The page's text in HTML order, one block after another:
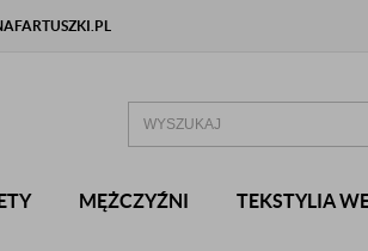
MĘŻCZYŹNI TEKSTYLIA